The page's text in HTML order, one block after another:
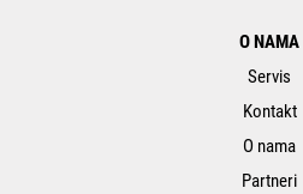
O NAMA
Servis
Kontakt
O nama
Partneri